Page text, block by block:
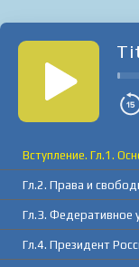
Вступление. Гл.1.
Гл.2. Права и
Гл.3. Федеративное
Гл.4. Президент